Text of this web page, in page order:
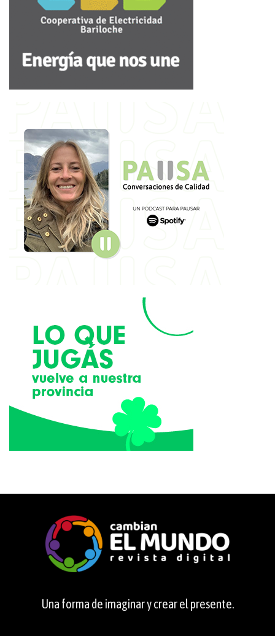
Una forma de imaginar y crear el presente.